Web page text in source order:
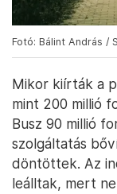
Fotó: Bálint András /
Mikor kiírták a
mint 200 millió
Busz 90 millió
szolgáltatás
döntöttek. Az
leálltak, mert